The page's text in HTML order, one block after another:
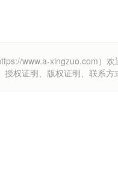
www.a-xingzuo.com）
授权证明、版权证明、联系